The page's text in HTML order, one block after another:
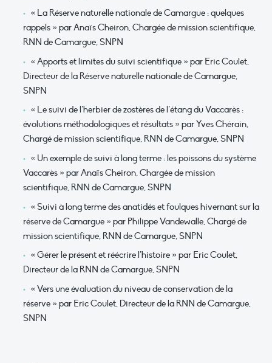
« La Réserve naturelle nationale de Camargue : quelques
rappels » par Anaïs Cheiron, Chargée de mission scientifique,
RNN de Camargue, SNPN
« Apports et limites du suivi scientifique » par Eric Coulet,
Directeur de la Réserve naturelle nationale de Camargue,
SNPN
« Le suivi de l’herbier de zostères de l’étang du Vaccarès :
évolutions méthodologiques et résultats » par Yves Chérain,
Chargé de mission scientifique, RNN de Camargue, SNPN
« Un exemple de suivi à long terme : les poissons du système
Vaccarès » par Anaïs Cheiron, Chargée de mission
scientifique, RNN de Camargue, SNPN
« Suivi à long terme des anatidés et foulques hivernant sur la
réserve de Camargue » par Philippe Vandewalle, Chargé de
mission scientifique, RNN de Camargue, SNPN
« Gérer le présent et réécrire l’histoire » par Eric Coulet,
Directeur de la RNN de Camargue, SNPN
« Vers une évaluation du niveau de conservation de la
réserve » par Eric Coulet, Directeur de la RNN de Camargue,
SNPN